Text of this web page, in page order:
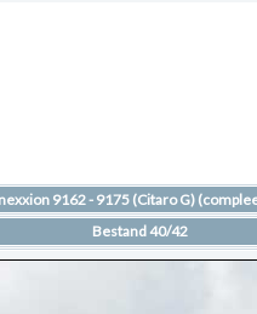
9162 - 9175 (Citaro G)
Bestand 40/42